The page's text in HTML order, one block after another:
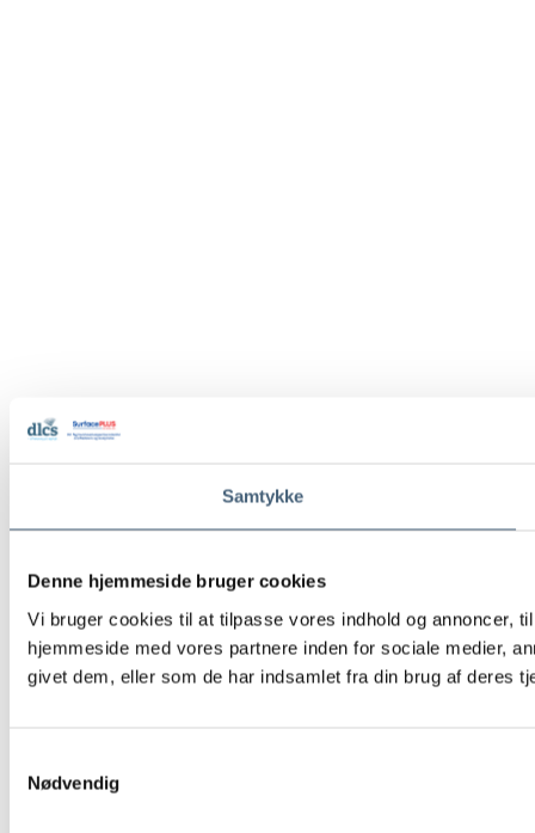
Samtykke
Denne hjemmeside bruger cookies
Vi bruger cookies til at tilpasse vores indhold og annoncer,
hjemmeside med vores partnere inden for sociale medier,
givet dem, eller som de har indsamlet fra din brug af deres
Nødvendig